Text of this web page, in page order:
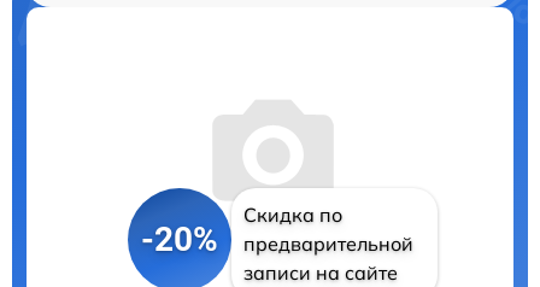
-20%
Скидка по
предварительной
записи на сайте